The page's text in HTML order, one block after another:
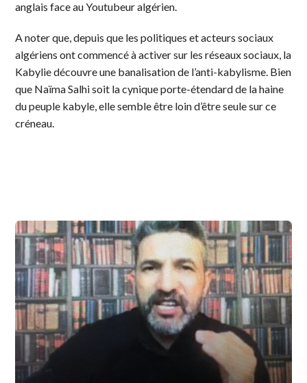
anglais face au Youtubeur algérien.
A noter que, depuis que les politiques et acteurs sociaux
algériens ont commencé à activer sur les réseaux sociaux, la
Kabylie découvre une banalisation de l’anti-kabylisme. Bien
que Naïma Salhi soit la cynique porte-étendard de la haine
du peuple kabyle, elle semble être loin d’être seule sur ce
créneau.